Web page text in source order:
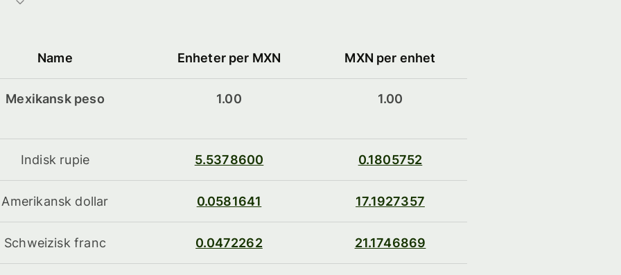
Name Enheter per MXN MXN per enhet
Mexikansk peso 1.00 1.00
Indisk rupie 5.5378600 0.1805752
Amerikansk dollar 0.0581641 17.1927357
Schweizisk franc 0.0472262 21.1746869